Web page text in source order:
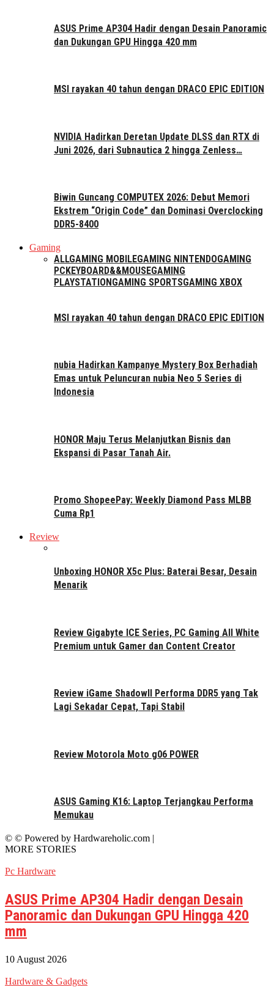
ASUS Prime AP304 Hadir dengan Desain Panoramic
dan Dukungan GPU Hingga 420 mm
MSI rayakan 40 tahun dengan DRACO EPIC EDITION
NVIDIA Hadirkan Deretan Update DLSS dan RTX di
Juni 2026, dari Subnautica 2 hingga Zenless…
Biwin Guncang COMPUTEX 2026: Debut Memori
Ekstrem “Origin Code” dan Dominasi Overclocking
DDR5-8400
Gaming
ALLGAMING MOBILEGAMING NINTENDOGAMING
PCKEYBOARD&&MOUSEGAMING
PLAYSTATIONGAMING SPORTSGAMING XBOX
MSI rayakan 40 tahun dengan DRACO EPIC EDITION
nubia Hadirkan Kampanye Mystery Box Berhadiah
Emas untuk Peluncuran nubia Neo 5 Series di
Indonesia
HONOR Maju Terus Melanjutkan Bisnis dan
Ekspansi di Pasar Tanah Air.
Promo ShopeePay: Weekly Diamond Pass MLBB
Cuma Rp1
Review
Unboxing HONOR X5c Plus: Baterai Besar, Desain
Menarik
Review Gigabyte ICE Series, PC Gaming All White
Premium untuk Gamer dan Content Creator
Review iGame ShadowII Performa DDR5 yang Tak
Lagi Sekadar Cepat, Tapi Stabil
Review Motorola Moto g06 POWER
ASUS Gaming K16: Laptop Terjangkau Performa
Memukau
© © Powered by Hardwareholic.com |
MORE STORIES
Pc Hardware
ASUS Prime AP304 Hadir dengan Desain
Panoramic dan Dukungan GPU Hingga 420
mm
10 August 2026
Hardware & Gadgets